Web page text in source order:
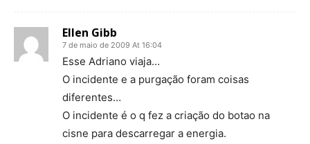
Ellen Gibb
7 de maio de 2009 At 16:04
Esse Adriano viaja…
O incidente e a purgação foram coisas
diferentes…
O incidente é o q fez a criação do botao na
cisne para descarregar a energia.